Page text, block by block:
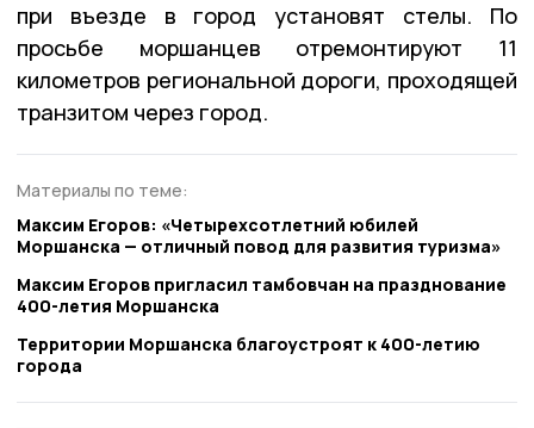
при въезде в город установят стелы. По
просьбе моршанцев отремонтируют 11
километров региональной дороги, проходящей
транзитом через город.
Материалы по теме:
Максим Егоров: «Четырехсотлетний юбилей
Моршанска — отличный повод для развития туризма»
Максим Егоров пригласил тамбовчан на празднование
400-летия Моршанска
Территории Моршанска благоустроят к 400-летию
города